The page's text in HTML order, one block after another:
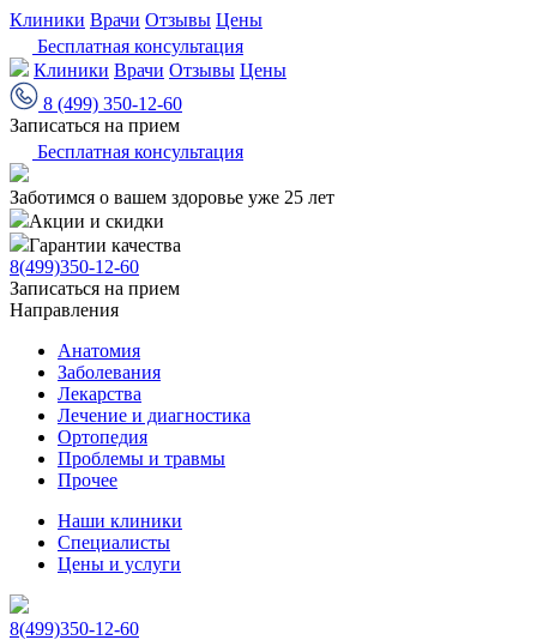
Клиники Врачи Отзывы Цены
Бесплатная консультация
Клиники Врачи Отзывы Цены
8 (499) 350-12-60
Записаться на прием
Бесплатная консультация
Заботимся о вашем здоровье уже 25 лет
Акции и скидки
Гарантии качества
8(499)350-12-60
Записаться на прием
Направления
Анатомия
Заболевания
Лекарства
Лечение и диагностика
Ортопедия
Проблемы и травмы
Прочее
Наши клиники
Специалисты
Цены и услуги
8(499)350-12-60